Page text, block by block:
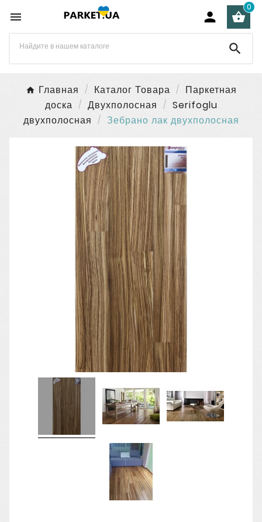
  
0

Главная Каталог Товара
Паркетная
доска
Двухполосная
Serifoglu
двухполосная
Зебрано лак двухполосная